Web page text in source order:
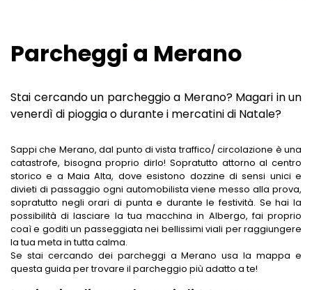
MERCATI A MERANO
MUSEI A MERANO
LUOGHI DI RIPOSO UNICI
SHOPPING A MERANO
LUNGHE SERATE D'ESTATE
CANTINE A MERANO
HOTEL A AVELENGO
HOTEL A LAGUNDO
HOTEL A LANA
Parcheggi a Merano
Stai cercando un parcheggio a Merano? Magari in un
venerdì di pioggia o durante i mercatini di Natale?
Sappi che Merano, dal punto di vista traffico/ circolazione è una
catastrofe, bisogna proprio dirlo! Sopratutto attorno al centro
storico e a Maia Alta, dove esistono dozzine di sensi unici e
divieti di passaggio ogni automobilista viene messo alla prova,
sopratutto negli orari di punta e durante le festività. Se hai la
possibilità di lasciare la tua macchina in Albergo, fai proprio
coaì e goditi un passeggiata nei bellissimi viali per raggiungere
la tua meta in tutta calma.
Se stai cercando dei parcheggi a Merano usa la mappa e
questa guida per trovare il parcheggio più adatto a te!